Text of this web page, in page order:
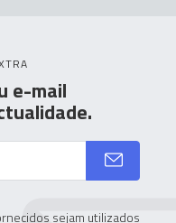
e-mail
sejam utilizados